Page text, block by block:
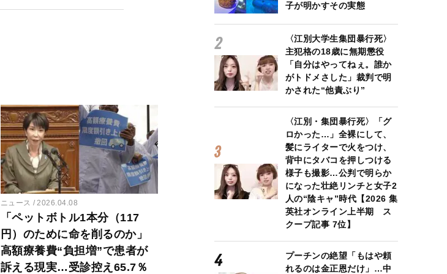
ニュース 2026.04.08
「ペットボトル1本分（117
円）のために命を削るのか」
高額療養費“負担増”で患者が
訴える現実…受診控え65.7％
子が明かすその実態
〈江別大学生集団暴行死〉
主犯格の18歳に無期懲役
「自分はやってねぇ。誰か
がトドメさした」裁判で明
かされた“他責ぶり”
〈江別・集団暴行死〉「グ
ロかった…」全裸にして、
髪にライターで火をつけ、
背中にタバコを押しつける
様子も撮影…公判で明らか
になった壮絶リンチと女子2
人の“陰キャ”時代【2026 集
英社オンライン上半期 ス
クープ記事 7位】
プーチンの絶望「もはや頼
れるのは金正恩だけ」…中